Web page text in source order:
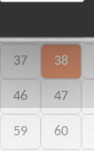
37 38
46 47
59 60